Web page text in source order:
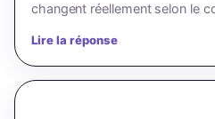
changent réellement selon le
Lire la réponse